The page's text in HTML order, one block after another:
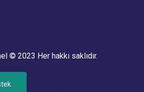
© 2023 Her hakkı saklıdır.